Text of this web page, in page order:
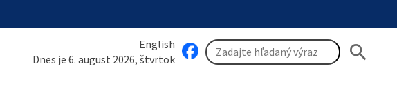
English
Dnes je 6. august 2026, štvrtok
search